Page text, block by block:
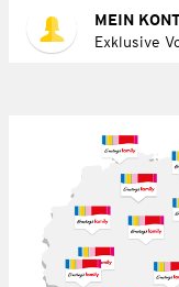
MEIN
Exklusive